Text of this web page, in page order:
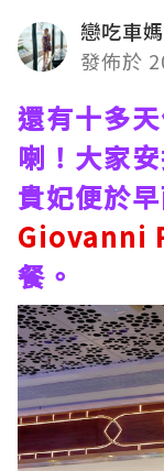
戀吃車
發佈於
還有十多
喇！大家
貴妃便於
Giovanni
餐。